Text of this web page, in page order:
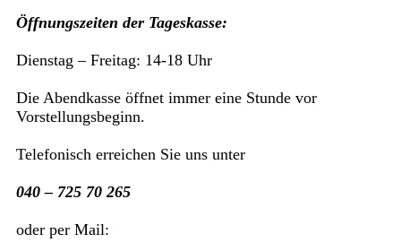
Öffnungszeiten der Tageskasse:
Dienstag – Freitag: 14-18 Uhr
Die Abendkasse öffnet immer eine Stunde vor
Vorstellungsbeginn.
Telefonisch erreichen Sie uns unter
040 – 725 70 265
oder per Mail: